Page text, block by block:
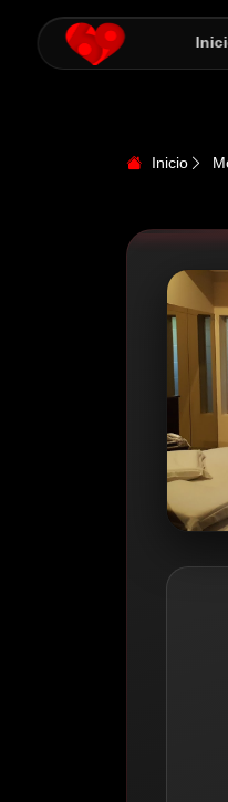
Inicio